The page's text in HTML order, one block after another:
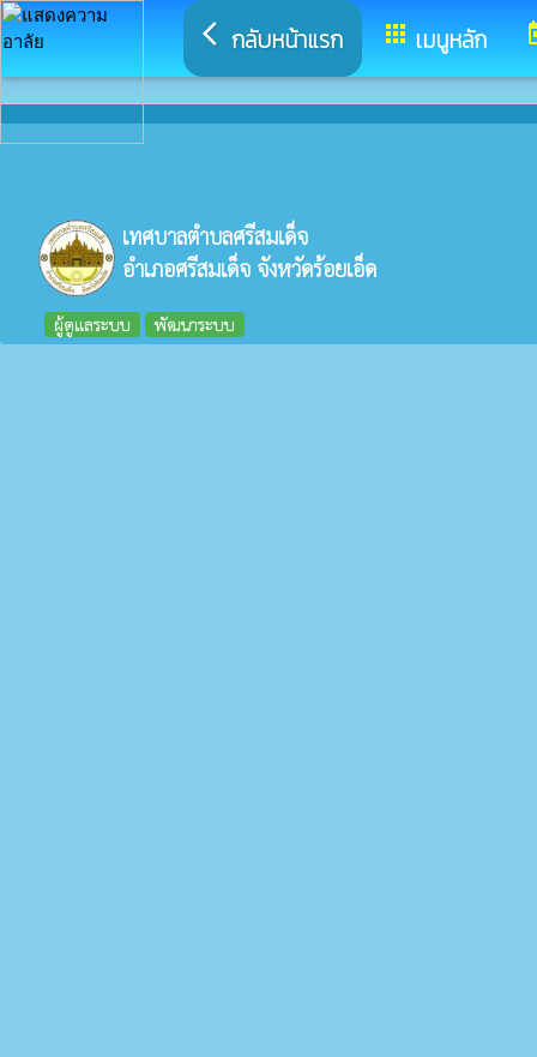
arrow_back_ios กลับหน้าแรก apps เมนูหลัก
เทศบาลตำบลศรีสมเด็จ
อำเภอศรีสมเด็จ จังหวัดร้อยเอ็ด
ผู้ดูแลระบบ พัฒนาระบบ